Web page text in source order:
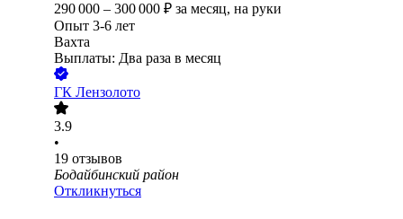
290 000 – 300 000 ₽ за месяц, на руки
Опыт 3-6 лет
Вахта
Выплаты: Два раза в месяц
ГК Лензолото
3.9
•
19 отзывов
Бодайбинский район
Откликнуться